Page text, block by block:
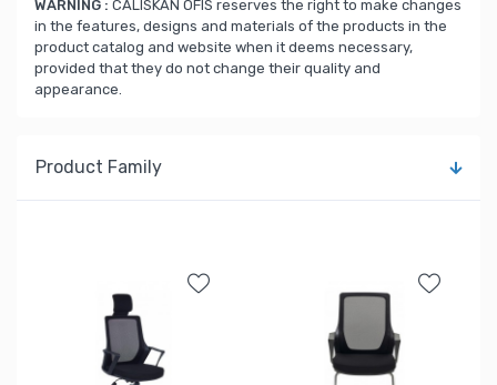
WARNING : CALISKAN OFIS reserves the right to make changes
in the features, designs and materials of the products in the
product catalog and website when it deems necessary,
provided that they do not change their quality and
appearance.
Product Family